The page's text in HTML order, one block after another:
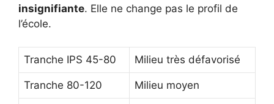
insignifiante. Elle ne change pas le profil de
l’école.
Tranche IPS 45-80 Milieu très défavorisé
Tranche 80-120 Milieu moyen